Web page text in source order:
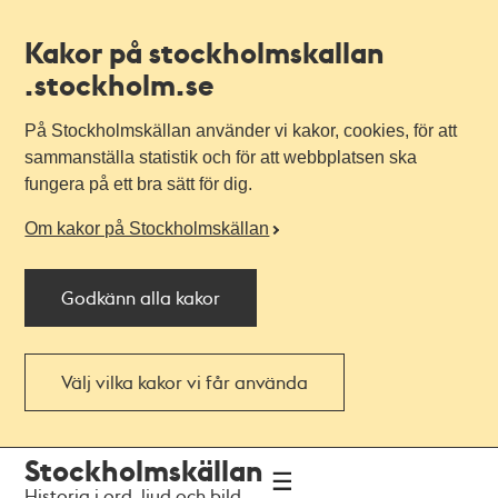
Kakor på stockholmskallan
.stockholm.se
På Stockholmskällan använder vi kakor, cookies, för att
sammanställa statistik och för att webbplatsen ska
fungera på ett bra sätt för dig.
Om kakor på Stockholmskällan
Godkänn alla kakor
Välj vilka kakor vi får använda
navigationen
huvudinnehållet
Stockholmskällan